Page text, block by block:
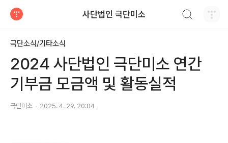
사단법인 극단미소
극단소식/기타소식
2024 사단법인 극단미소 연간
기부금 모금액 및 활동실적
극단미소 2025. 4. 29. 20:04